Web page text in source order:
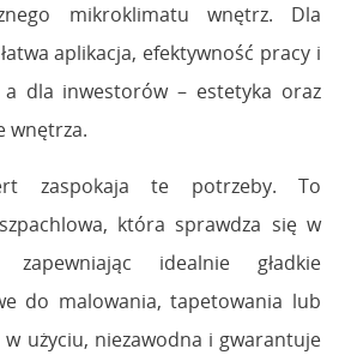
mikroklimatu wnętrz. Dla
aplikacja, efektywność pracy i
dla inwestorów – estetyka oraz
wnętrza.
zaspokaja te potrzeby. To
która sprawdza się w
idealnie gładkie
do malowania, tapetowania lub
w użyciu, niezawodna i gwarantuje